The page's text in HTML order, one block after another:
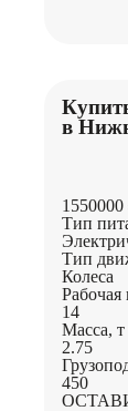
в
1550000
Тип
Тип
Колеса
14
Масса, т
2.75
450